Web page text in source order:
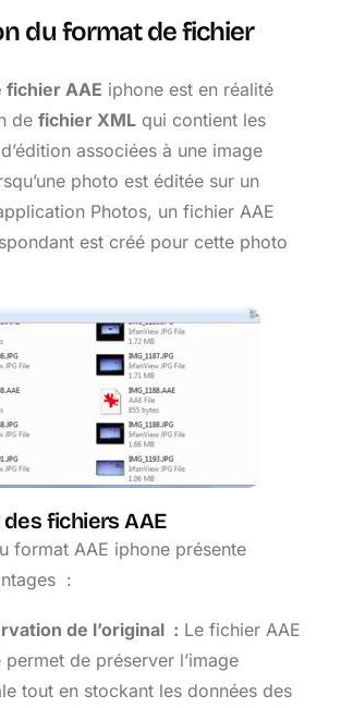
du format de fichier
fichier AAE iphone est en réalité
de fichier XML qui contient les
associées à une image
photo est éditée sur un
Photos, un fichier AAE
est créé pour cette photo
fichiers AAE
format AAE iphone présente
:
de l’original : Le fichier AAE
permet de préserver l’image
tout en stockant les données des